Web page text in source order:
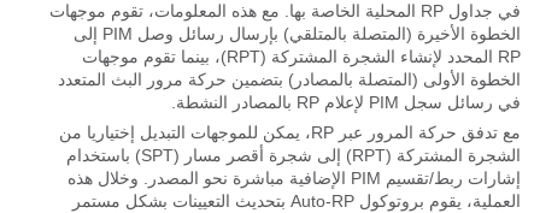
في جداول RP المحلية الخاصة بها. مع هذه المعلومات، تقوم موجهات
الخطوة الأخيرة (المتصلة بالمتلقي) بإرسال رسائل وصل PIM إلى
RP المحدد لإنشاء الشجرة المشتركة (RPT)، بينما تقوم موجهات
الخطوة الأولى (المتصلة بالمصادر) بتضمين حركة مرور البث المتعدد
في رسائل سجل PIM لإعلام RP بالمصادر النشطة.
مع تدفق حركة المرور عبر RP، يمكن للموجهات التبديل إختياريا من
الشجرة المشتركة (RPT) إلى شجرة أقصر مسار (SPT) باستخدام
إشارات ربط/تقسيم PIM الإضافية مباشرة نحو المصدر. وخلال هذه
العملية، يقوم بروتوكول Auto-RP بتحديث التعيينات بشكل مستمر